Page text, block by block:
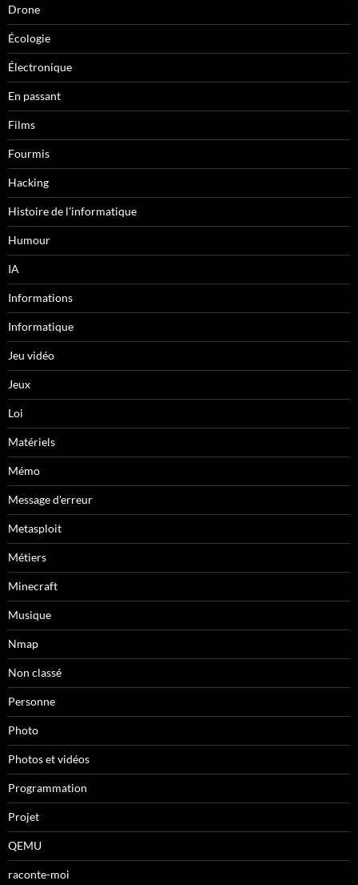
Drone
Écologie
Électronique
En passant
Films
Fourmis
Hacking
Histoire de l'informatique
Humour
IA
Informations
Informatique
Jeu vidéo
Jeux
Loi
Matériels
Mémo
Message d'erreur
Metasploit
Métiers
Minecraft
Musique
Nmap
Non classé
Personne
Photo
Photos et vidéos
Programmation
Projet
QEMU
raconte-moi